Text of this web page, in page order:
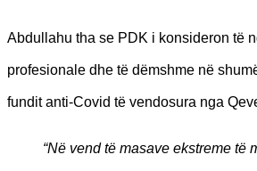
Abdullahu tha se PDK i konsideron të
profesionale dhe të dëmshme në
fundit anti-Covid të vendosura nga
“Në vend të masave ekstreme të